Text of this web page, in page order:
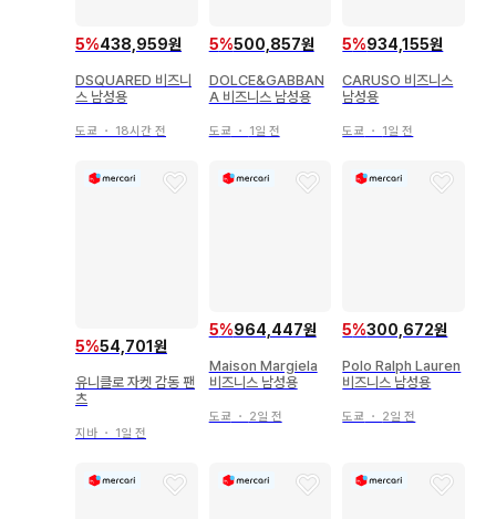
5%438,959원
DSQUARED 비즈니
스 남성용
도쿄 ・ 18시간 전
5%500,857원
DOLCE&GABBAN
A 비즈니스 남성용
도쿄 ・ 1일 전
5%934,155원
CARUSO 비즈니스
남성용
도쿄 ・ 1일 전
5%54,701원
유니클로 자켓 감동 팬
츠
지바 ・ 1일 전
5%964,447원
Maison Margiela
비즈니스 남성용
도쿄 ・ 2일 전
5%300,672원
Polo Ralph Lauren
비즈니스 남성용
도쿄 ・ 2일 전